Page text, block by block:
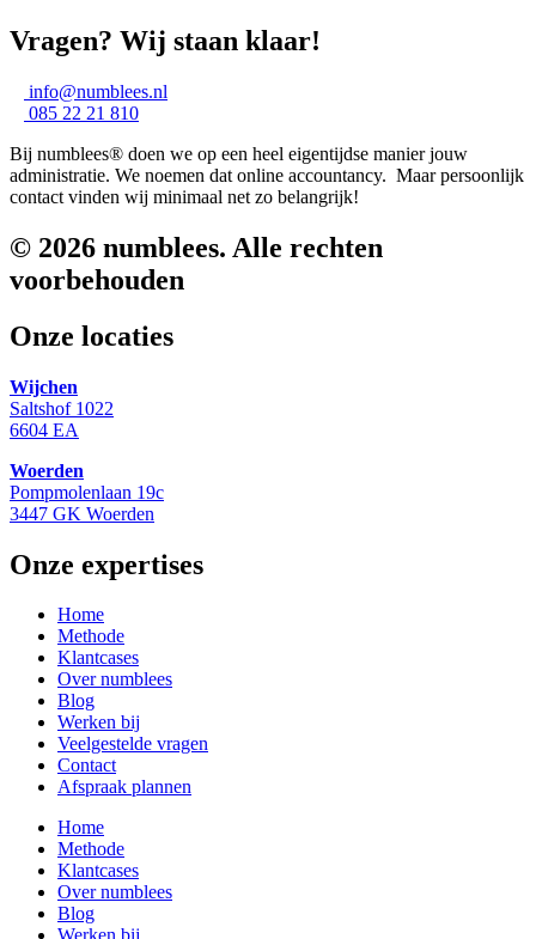
Vragen? Wij staan klaar!
info@numblees.nl
085 22 21 810
Bij numblees® doen we op een heel eigentijdse manier jouw
administratie. We noemen dat online accountancy. Maar persoonlijk
contact vinden wij minimaal net zo belangrijk!
© 2026 numblees. Alle rechten
voorbehouden
Onze locaties
Wijchen
Saltshof 1022
6604 EA
Woerden
Pompmolenlaan 19c
3447 GK Woerden
Onze expertises
Home
Methode
Klantcases
Over numblees
Blog
Werken bij
Veelgestelde vragen
Contact
Afspraak plannen
Home
Methode
Klantcases
Over numblees
Blog